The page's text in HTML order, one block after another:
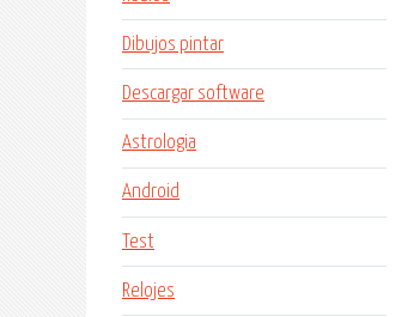
Dibujos pintar
Descargar software
Astrologia
Android
Test
Relojes